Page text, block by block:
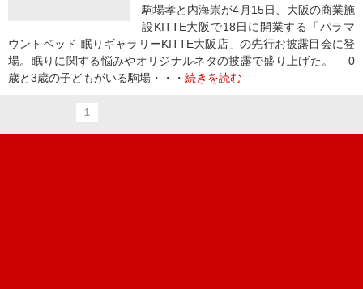
駒場孝と内海崇が4月15日、大阪の商業施
設KITTE大阪で18日に開業する「パラマ
ウントベッド 眠りギャラリーKITTE大阪店」の先行お披露目会に登
場。眠りに関する悩みやオリジナルネタの披露で盛り上げた。 0
歳と3歳の子どもがいる駒場・・・ 続きを読む
1